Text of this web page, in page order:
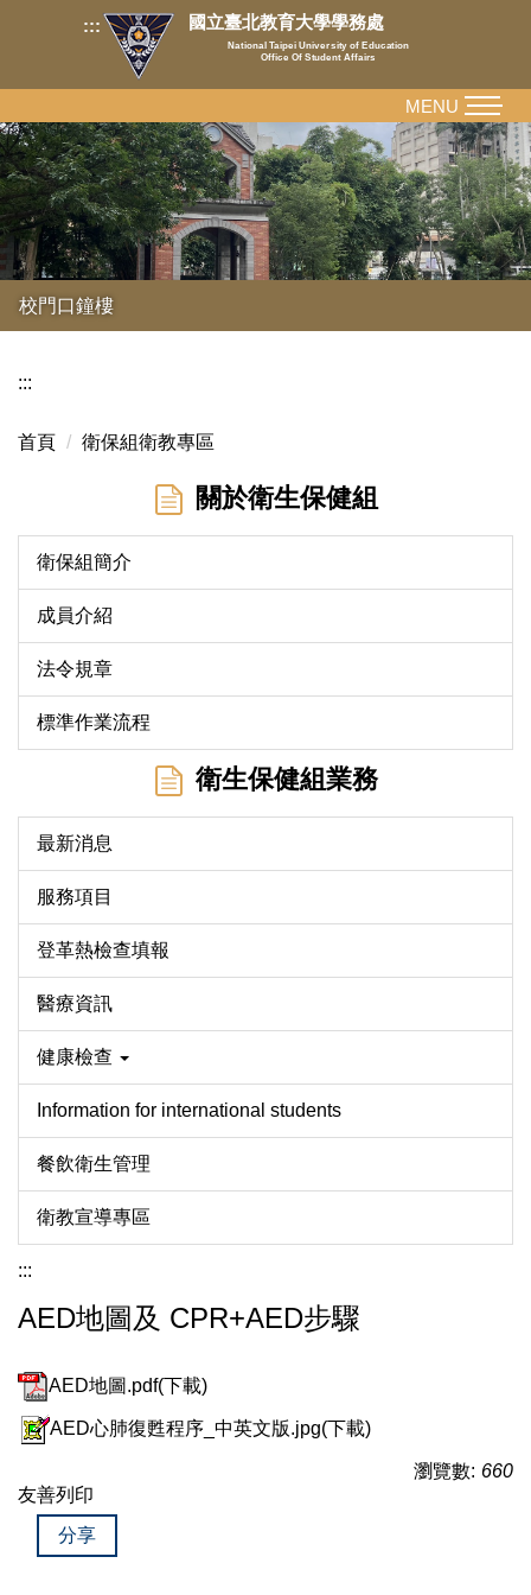
內
容
區
::: 國立臺北教育大學學務處
National Taipei University of Education
Office Of Student Affairs
校門口鐘樓
MENU
:::
首頁 衛保組衛教專區
關於衛生保健組
衛保組簡介
成員介紹
法令規章
標準作業流程
衛生保健組業務
最新消息
服務項目
登革熱檢查填報
醫療資訊
健康檢查
Information for international students
餐飲衛生管理
衛教宣導專區
:::
AED地圖及 CPR+AED步驟
AED地圖.pdf(下載)
AED心肺復甦程序_中英文版.jpg(下載)
瀏覽數: 660
友善列印
分享